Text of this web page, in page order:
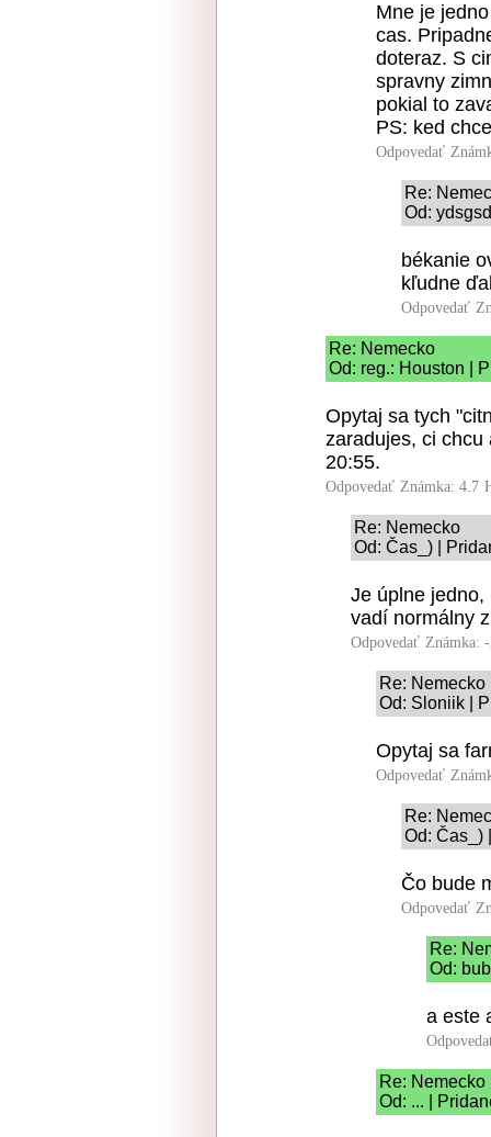
Mne je
cas.
doteraz. S
spravny
pokial to
PS: ked
Odpovedať
Re:
Od:
békanie
kľudne
Odpovedať
Re: Nemecko
Od: reg.: Houston |
Opytaj sa tych
zaradujes, ci chcu
20:55.
Odpovedať Známka: 4.7
Re: Nemecko
Od: Čas_) |
Je úplne
vadí normálny
Odpovedať Známka:
Re: Nemecko
Od: Sloniik |
Opytaj sa
Odpovedať
Re:
Od: Čas_)
Čo bude
Odpovedať
Re:
Od:
a este
Re: Nemecko
Od: ... |